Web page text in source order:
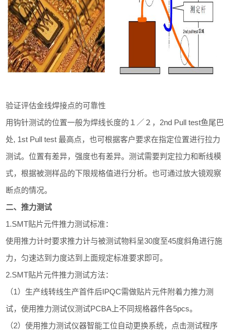
验证评估金线焊接点的可靠性
用钩针测试的位置一般为焊线长度的１／２，2nd Pull test鱼尾巴
处, 1st Pull test 最高点，也可根据客户要求在指定位置进行拉力
测试。位置有差异，强度也有差异。测试需要判定拉力和断线模
式，根据被测样品的下限规格值进行分析。也可通过放大镜观察
断点的情况。
二、推力测试
1.SMT贴片元件推力测试标准：
使用推力计时要求推力计与被测试物料呈30度至45度斜角进行施
力，匀速达到力度达到上面规定标准要求即可。
2.SMT贴片元件推力测试方法：
（1）生产线转线生产首件后IPQC需做贴片元件附着力推力测
试，使用推力测试仪测试PCBA上不同规格器件各5pcs。
（2）使用推力测试仪器智能工位自动更换系统，点击测试程序